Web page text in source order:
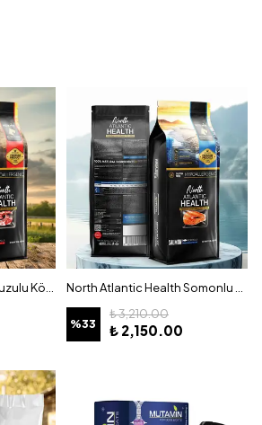
North Atlantic Health Kuzulu Köpek Maması 15KG - Hipoalerjenik ve Prebiyotikli North Atlantic Health Somonlu Köpek Maması 15KG
%33
₺ 3,210.00
₺ 2,150.00